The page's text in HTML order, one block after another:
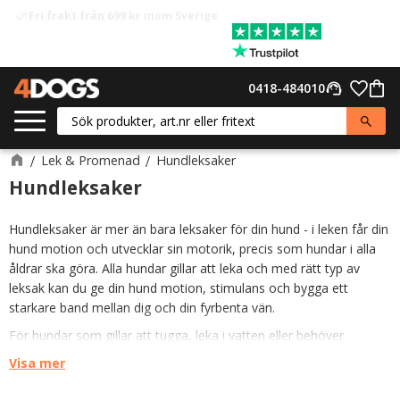
support_agent
0418-484010
Lek & Promenad Hundleksaker
Hundleksaker
Hundleksaker är mer än bara leksaker för din hund - i leken får din
hund motion och utvecklar sin motorik, precis som hundar i alla
åldrar ska göra. Alla hundar gillar att leka och med rätt typ av
leksak kan du ge din hund motion, stimulans och bygga ett
starkare band mellan dig och din fyrbenta vän.
För hundar som gillar att tugga, leka i vatten eller behöver
intellektuella utmaningar finns det många olika typer av leksaker
att leka med, som till exempel tuggleksaker, apportleksaker,
Visa mer